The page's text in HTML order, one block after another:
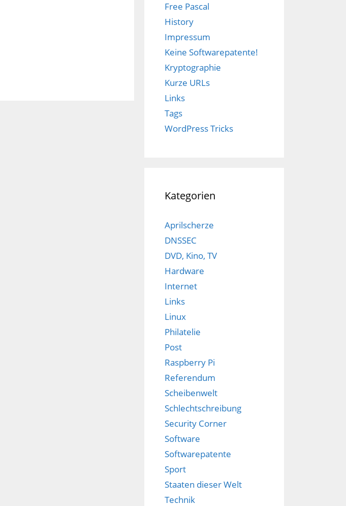
Free Pascal
History
Impressum
Keine Softwarepatente!
Kryptographie
Kurze URLs
Links
Tags
WordPress Tricks
Kategorien
Aprilscherze
DNSSEC
DVD, Kino, TV
Hardware
Internet
Links
Linux
Philatelie
Post
Raspberry Pi
Referendum
Scheibenwelt
Schlechtschreibung
Security Corner
Software
Softwarepatente
Sport
Staaten dieser Welt
Technik